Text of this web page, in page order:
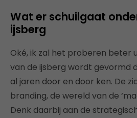
Wat er schuilgaat
ijsberg
Oké, ik zal het proberen beter
van de ijsberg wordt gevormd
al jaren door en door ken. De
branding, de wereld van de
Denk daarbij aan de